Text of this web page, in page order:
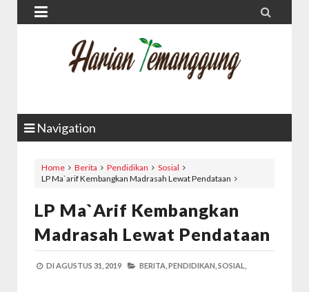
 
Navigation
Home Berita Pendidikan
Sosial
LP Ma`arif Kembangkan Madrasah Lewat Pendataan
LP Ma`arif Kembangkan
Madrasah Lewat Pendataan
DI AGUSTUS 31, 2019 BERITA, PENDIDIKAN, SOSIAL,